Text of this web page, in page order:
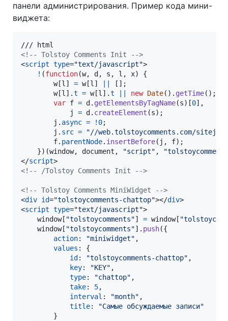
панели администрирования. Пример кода мини-
виджета:
<!-- Tolstoy Comments Init -->
<script type="text/javascript">
! (function(w, d , s , l , x)
{
w[l] = w[l] [ ] ;
w[l] .t = w[l] .t new Date( ) . getTime( ) ;
var f = d . getElementsByTagName(s) [0] ,
j
= d . createElement (s) ;
j . async = ! 0;
j . src =
"//web.tolstoycomments.com/
f. parentNode. insertBefore( j , f) ;
}) (window, document , "script" ,
</script>
<!-- /Tolstoy Comments Init -->
<!-- Tolstoy Comments MiniWidget -->
<div id="tolstoycomments-chattop"></div>
<script type="text/javascript">
window[ "tolstoycomments"] = window[
window[ "tolstoycomments"] . push({
action: "miniwidget" ,
values : {
id : "tolstoycomments-chattop" ,
key: "KEY" ,
type: "chattop" ,
take: 5,
interval : "month" ,
title:
"Самые обсуждаемые записи"
}